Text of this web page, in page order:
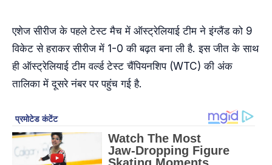
एशेज सीरीज के पहले टेस्ट मैच में ऑस्ट्रेलियाई टीम ने इंग्लैंड को 9
विकेट से हराकर सीरीज में 1-0 की बढ़त बना ली है. इस जीत के साथ
ही ऑस्ट्रेलियाई टीम वर्ल्ड टेस्ट चैंपियनशिप (WTC) की अंक
तालिका में दूसरे नंबर पर पहुंच गई है.